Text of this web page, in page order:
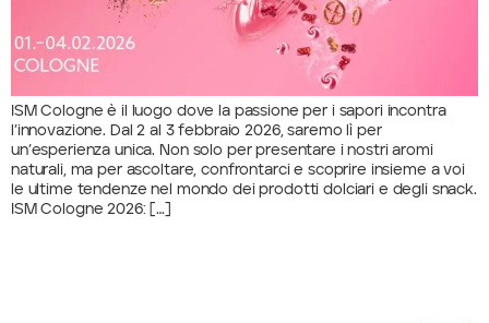
ISM Cologne è il luogo dove la passione per i sapori incontra
l’innovazione. Dal 2 al 3 febbraio 2026, saremo lì per
un’esperienza unica. Non solo per presentare i nostri aromi
naturali, ma per ascoltare, confrontarci e scoprire insieme a voi
le ultime tendenze nel mondo dei prodotti dolciari e degli snack.
ISM Cologne 2026: […]